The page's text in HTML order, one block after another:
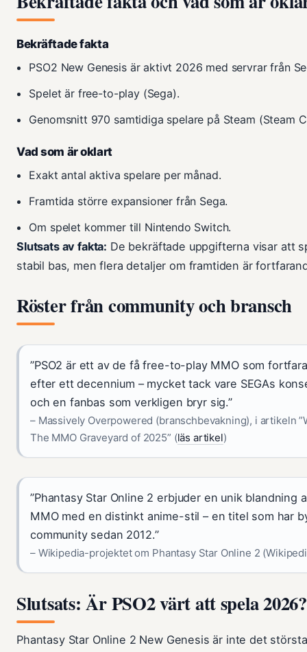
Bekräftade fakta
PSO2 New Genesis är aktivt 2026 med servrar från
Spelet är free-to-play (Sega).
Genomsnitt 970 samtidiga spelare på Steam (Steam
Vad som är oklart
Exakt antal aktiva spelare per månad.
Framtida större expansioner från Sega.
Om spelet kommer till Nintendo Switch.
Slutsats av fakta: De bekräftade uppgifterna visar att
stabil bas, men flera detaljer om framtiden är
Röster från community och bransch
”PSO2 är ett av de få free-to-play MMO som
efter ett decennium – mycket tack vare SEGAs
och en fanbas som verkligen bryr sig.”
– Massively Overpowered (branschbevakning), i artikeln
The MMO Graveyard of 2025” (läs artikel)
”Phantasy Star Online 2 erbjuder en unik blandning
MMO med en distinkt anime-stil – en titel som har
community sedan 2012.”
– Wikipedia-projektet om Phantasy Star Online 2
Slutsats: Är PSO2 värt att spela 2026?
Phantasy Star Online 2 New Genesis är inte det